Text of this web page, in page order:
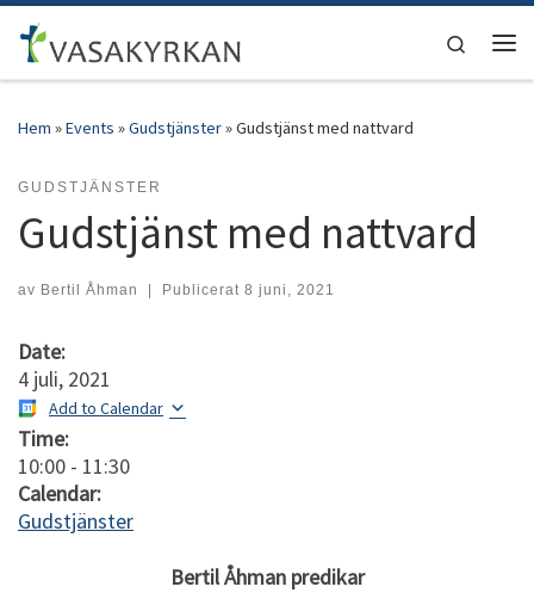
Hoppa till innehåll
Search
Hem »Events »Gudstjänster»Gudstjänst med nattvard
GUDSTJÄNSTER
Gudstjänst med nattvard
av Bertil Åhman | Publicerat 8 juni, 2021
Date:
4 juli, 2021
Add to Calendar
Time:
10:00 - 11:30
Calendar:
Gudstjänster
Bertil Åhman predikar